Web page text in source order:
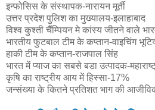
इन्फोसिस के संस्थापक-नारायन मूर्ती
उत्तर प्रदेश पुलिश का मुख्यालय-इलाहाबाद
विश्व कुश्ती चैंम्पियन मे कांस्य जीतने वाले
भारतीय फुटबाल टीम के कप्तान-वाइचिंग
हाकी टीम के कप्तान-राजपाल सिंह
भारत में प्याज का सबसे बडा उत्पादक-
कृषि का राष्ट्रीय आय में हिस्सा-17%
जन्संख्या के कितने प्रतिशत भाग की